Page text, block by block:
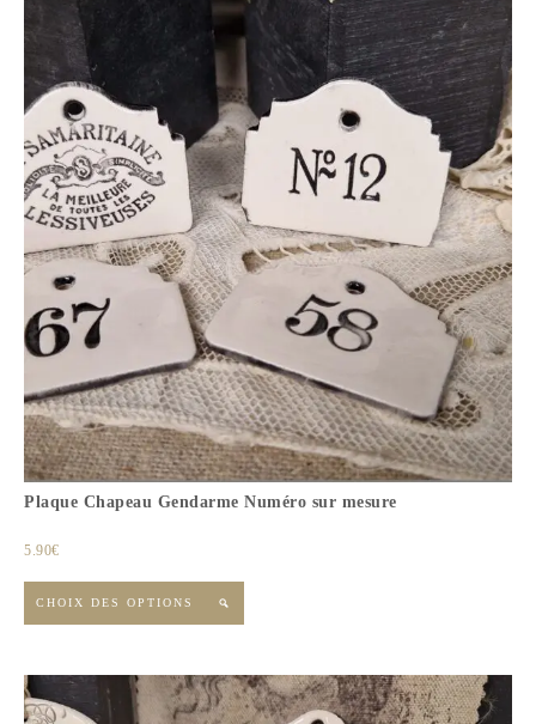
Plaque Chapeau Gendarme Numéro sur mesure
5.90€
CHOIX DES OPTIONS 